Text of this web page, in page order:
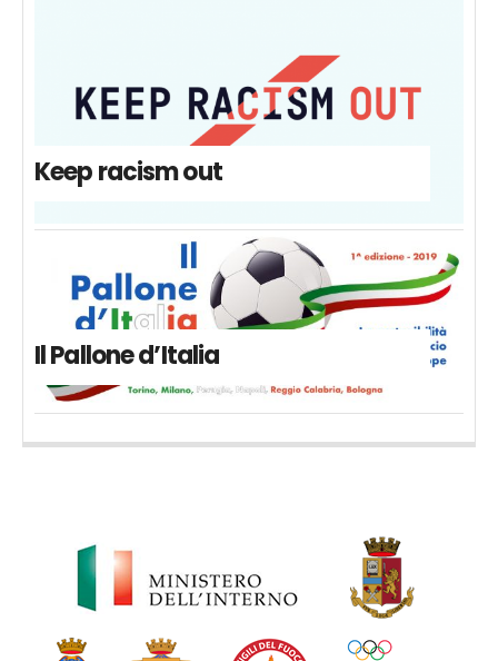
Keep racism out
Il Pallone d’Italia